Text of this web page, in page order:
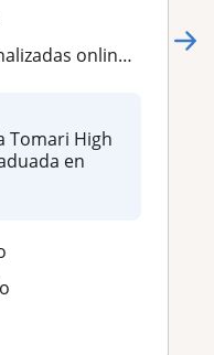
rendir exámenes N
Tomari High
en